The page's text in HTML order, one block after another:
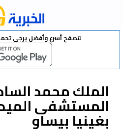
Skip
لتصفح أسرع وأفضل يرجى
الملك محمد
المستشفى
بغينيا بيساو